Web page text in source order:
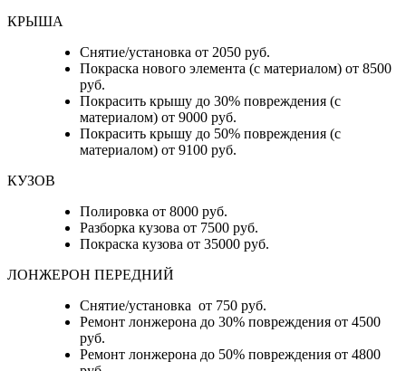
КРЫША
Снятие/установка от 2050 руб.
Покраска нового элемента (с материалом) от 8500
руб.
Покрасить крышу до 30% повреждения (с
материалом) от 9000 руб.
Покрасить крышу до 50% повреждения (с
материалом) от 9100 руб.
КУЗОВ
Полировка от 8000 руб.
Разборка кузова от 7500 руб.
Покраска кузова от 35000 руб.
ЛОНЖЕРОН ПЕРЕДНИЙ
Снятие/установка от 750 руб.
Ремонт лонжерона до 30% повреждения от 4500
руб.
Ремонт лонжерона до 50% повреждения от 4800